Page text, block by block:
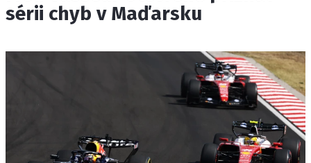
sérii chyb v Maďarsku